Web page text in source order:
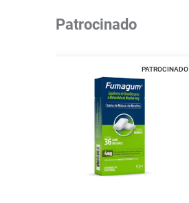
Patrocinado
PATROCINADO